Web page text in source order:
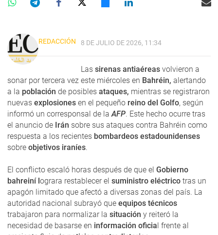
REDACCIÓN 8 DE JULIO DE 2026, 11:34
Las sirenas antiaéreas volvieron a
sonar por tercera vez este miércoles en Bahréin, alertando
a la población de posibles ataques, mientras se registraron
nuevas explosiones en el pequeño reino del Golfo, según
informó un corresponsal de la AFP. Este hecho ocurre tras
el anuncio de Irán sobre sus ataques contra Bahréin como
respuesta a los recientes bombardeos estadounidenses
sobre objetivos iraníes.
El conflicto escaló horas después de que el Gobierno
bahreiní lograra restablecer el suministro eléctrico tras un
apagón limitado que afectó a diversas zonas del país. La
autoridad nacional subrayó que equipos técnicos
trabajaron para normalizar la situación y reiteró la
necesidad de basarse en información oficial frente al